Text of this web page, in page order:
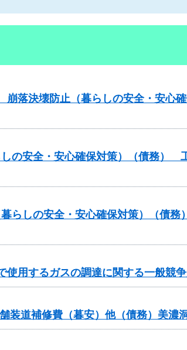
落決壊防止（暮らしの安全・安心
の安全・安心確保対策）（債務）
らしの安全・安心確保対策）（債
用するガスの調達に関する一般競
装道補修費（暮安）他（債務）美濃